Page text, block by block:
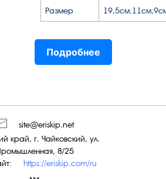
Размер
Подробнее
https://eriskip.com/ru
край, г. Чайковский, ул.
8/25
site@eriskip.net